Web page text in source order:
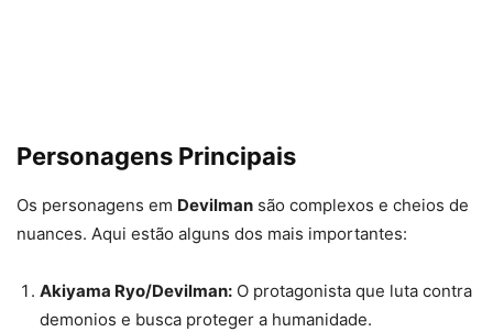
Personagens Principais
Os personagens em Devilman são complexos e cheios de
nuances. Aqui estão alguns dos mais importantes:
Akiyama Ryo/Devilman: O protagonista que luta contra
demonios e busca proteger a humanidade.